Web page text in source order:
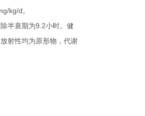
kg/d。
半衰期为9.2小时。健
射性均为原形物，代谢